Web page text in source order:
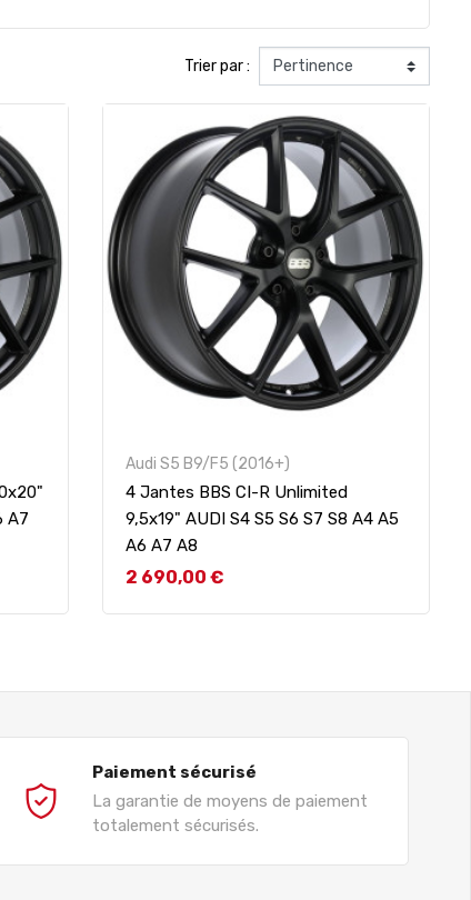
Trier par :
A7
Audi S5 B9/F5 (2016+)
4 Jantes BBS CI-R Unlimited
9,5x19" AUDI S4 S5 S6 S7 S8 A4 A5
A6 A7 A8
Prix
2 690,00 €
Paiement sécurisé
La garantie de moyens de paiement
totalement sécurisés.